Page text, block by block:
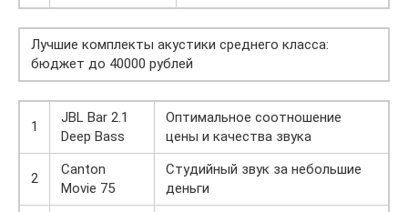
Лучшие комплекты акустики среднего класса:
бюджет до 40000 рублей
1
JBL Bar 2.1
Deep Bass
Оптимальное соотношение
цены и качества звука
2
Canton
Movie 75
Студийный звук за небольшие
деньги